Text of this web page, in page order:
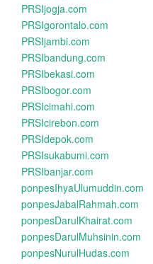
PRSIjogja.com
PRSIgorontalo.com
PRSIjambi.com
PRSIbandung.com
PRSIbekasi.com
PRSIbogor.com
PRSIcimahi.com
PRSIcirebon.com
PRSIdepok.com
PRSIsukabumi.com
PRSIbanjar.com
ponpesIhyaUlumuddin.com
ponpesJabalRahmah.com
ponpesDarulKhairat.com
ponpesDarulMuhsinin.com
ponpesNurulHudas.com